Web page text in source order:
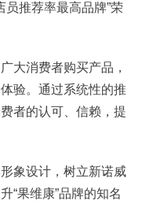
员推荐率最高品牌”荣
大消费者购买产品，
验。通过系统性的推
者的认可、信赖，提
象设计，树立新诺威
“果维康”品牌的知名